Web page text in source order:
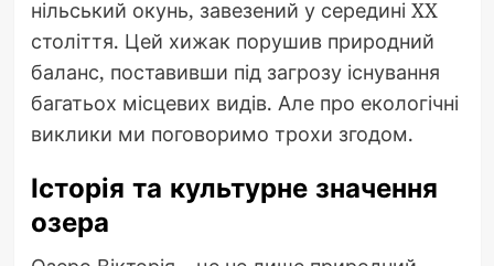
нільський окунь, завезений у середині XX
століття. Цей хижак порушив природний
баланс, поставивши під загрозу існування
багатьох місцевих видів. Але про екологічні
виклики ми поговоримо трохи згодом.
Історія та культурне значення
озера